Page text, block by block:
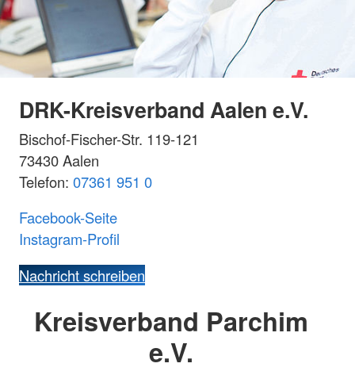
DRK-Kreisverband Aalen e.V.
Bischof-Fischer-Str. 119-121
73430 Aalen
Telefon: 07361 951 0
Facebook-Seite
Instagram-Profil
Nachricht schreiben
Kreisverband Parchim
e.V.